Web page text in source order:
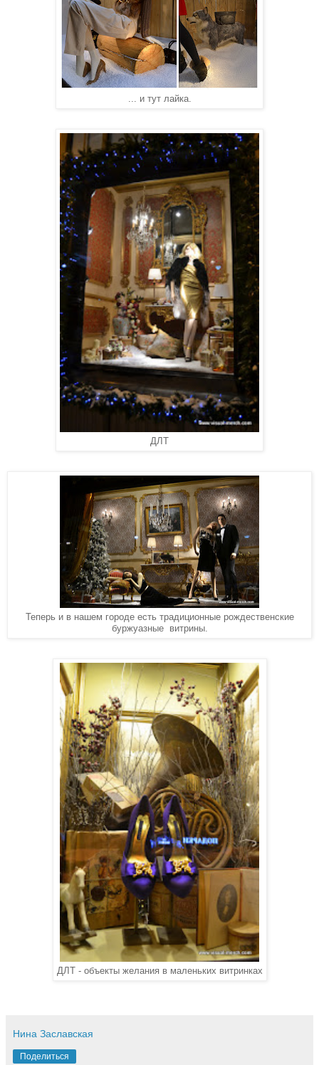
... и тут лайка.
ДЛТ
Теперь и в нашем городе есть традиционные рождественские
буржуазные витрины.
ДЛТ - объекты желания в маленьких витринках
Нина Заславская
Поделиться